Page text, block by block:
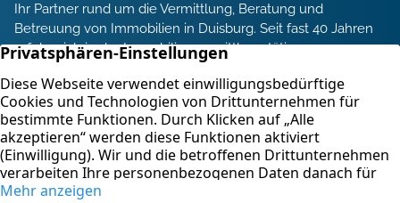
Ihr Partner rund um die Vermittlung, Beratung und
Betreuung von Immobilien in Duisburg. Seit fast 40 Jahren
erfolgreich in der Immobilienvermittlung tätig.
Energieberatung und Service
Immobilienbewertung
Kontakt